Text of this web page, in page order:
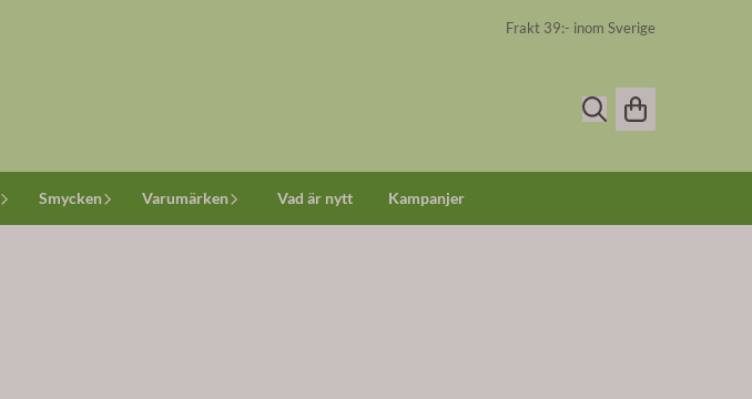
Frakt 39:- inom Sverige
Smycken Varumärken Vad är nytt Kampanjer